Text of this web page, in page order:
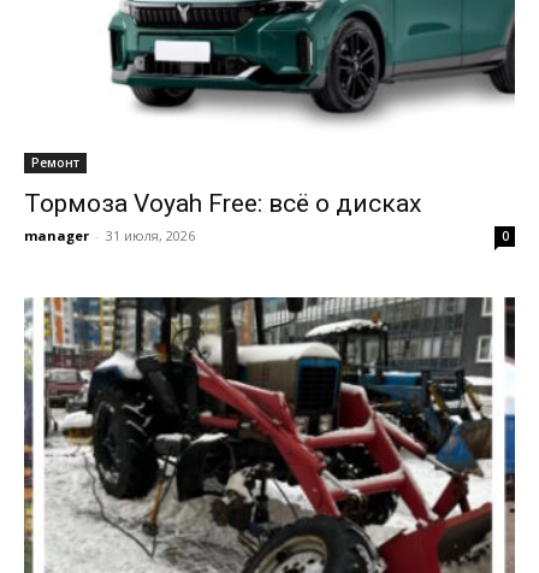
Ремонт
Тормоза Voyah Free: всё о дисках
manager - 31 июля, 2026 0